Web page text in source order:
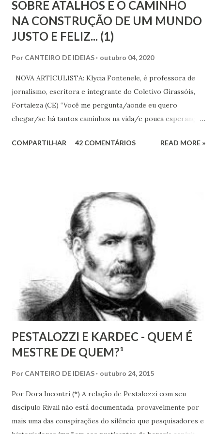
SOBRE ATALHOS E O CAMINHO
NA CONSTRUÇÃO DE UM MUNDO
JUSTO E FELIZ... (1)
Por CANTEIRO DE IDEIAS outubro 04, 2020
NOVA ARTICULISTA: Klycia Fontenele, é professora de
jornalismo, escritora e integrante do Coletivo Girassóis,
Fortaleza (CE) “Você me pergunta/aonde eu quero
chegar/se há tantos caminhos na vida/e pouca esperança
ar...”[Caminhos, Raul Seixas] Quem vive relativamente
alma e a carne de muita gente. E, se porventura, também
tenha empatia, deseja no íntimo, e até imagina, uma
sociedade que destrua a miséria e qualquer outra forma de
opressão que macule nossa vida coletiva. Deseja, sonha e
tenta construir esta transformação social que
revolucionaria o mundo; que revolucionará o mundo!
COMPARTILHAR 42 COMENTÁRIOS READ MORE »
PESTALOZZI E KARDEC - QUEM É
MESTRE DE QUEM?¹
Por CANTEIRO DE IDEIAS outubro 24, 2015
Por Dora Incontri (*) A relação de Pestalozzi com seu
discípulo Rivail não está documentada, provavelmente por
mais uma das conspirações do silêncio que pesquisadores e